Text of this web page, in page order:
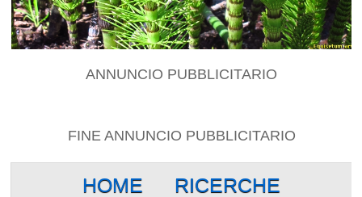
ANNUNCIO PUBBLICITARIO
FINE ANNUNCIO PUBBLICITARIO
HOME RICERCHE